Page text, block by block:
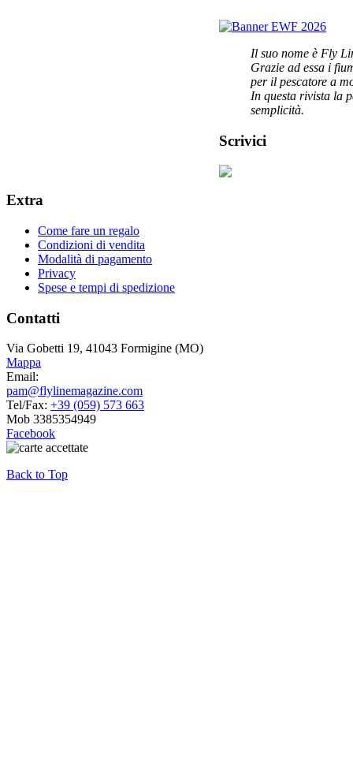
Il suo nome è Fly
Grazie ad essa i
per il pescatore a
In questa rivista la
semplicità.
Scrivici
Extra
Come fare un regalo
Condizioni di vendita
Modalità di pagamento
Privacy
Spese e tempi di spedizione
Contatti
Via Gobetti 19, 41043 Formigine (MO)
Mappa
Email:
pam@flylinemagazine.com
Tel/Fax: +39 (059) 573 663
Mob 3385354949
Facebook
Back to Top